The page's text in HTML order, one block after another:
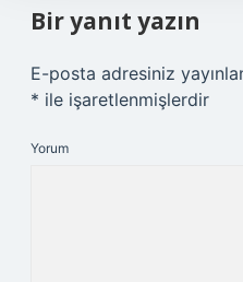
Bir yanıt yazın
E-posta adresiniz
* ile işaretlenmişlerdir
Yorum